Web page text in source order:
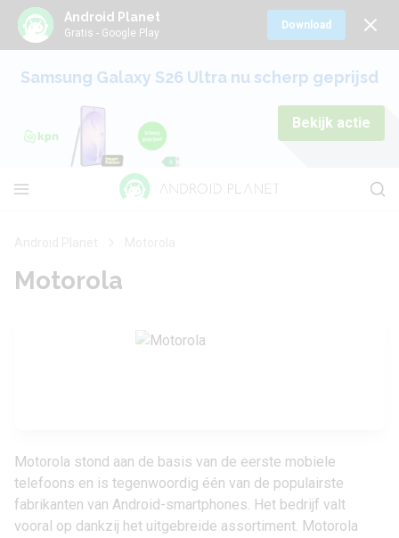
Android Planet
Gratis - Google Play
Download
Samsung Galaxy S26 Ultra nu scherp geprijsd
Bekijk actie
Motorola
Motorola stond aan de basis van de eerste mobiele
telefoons en is tegenwoordig één van de populairste
fabrikanten van Android-smartphones. Het bedrijf valt
vooral op dankzij het uitgebreide assortiment. Motorola